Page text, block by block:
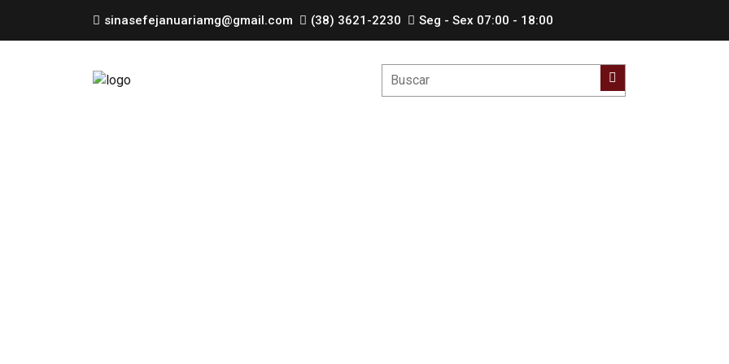
sinasefejanuariamg@gmail.com (38) 3621-2230 Seg - Sex 07:00 - 18:00